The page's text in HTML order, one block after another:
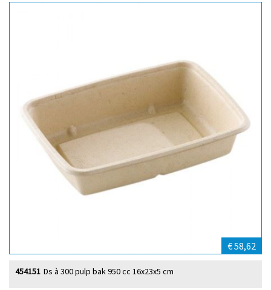
€ 58,62
Ds à 300 pulp bak 950 cc 16x23x5 cm
454151